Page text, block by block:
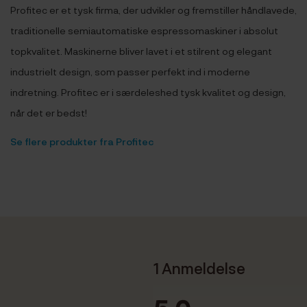
Profitec er et tysk firma, der udvikler og fremstiller håndlavede,
traditionelle semiautomatiske espressomaskiner i absolut
topkvalitet. Maskinerne bliver lavet i et stilrent og elegant
industrielt design, som passer perfekt ind i moderne
indretning. Profitec er i særdeleshed tysk kvalitet og design,
når det er bedst!
Se flere produkter fra Profitec
1 Anmeldelse